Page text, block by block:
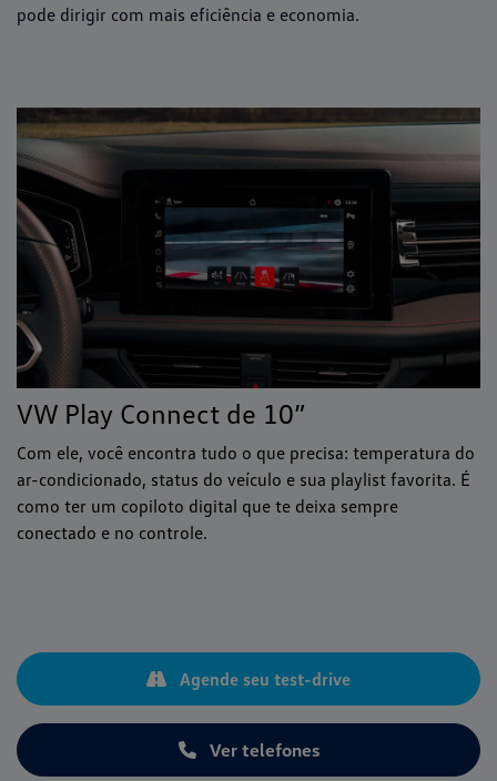
pode dirigir com mais eficiência e economia.
VW Play Connect de 10”
Com ele, você encontra tudo o que precisa: temperatura do
ar-condicionado, status do veículo e sua playlist favorita. É
como ter um copiloto digital que te deixa sempre
conectado e no controle.
Ver telefones
Agende seu test-drive